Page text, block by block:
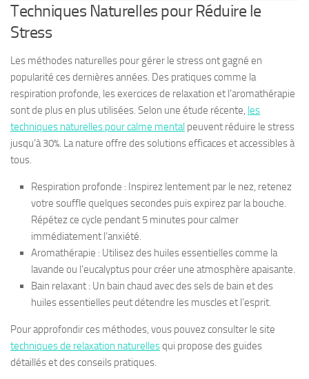
Techniques Naturelles pour Réduire le
Stress
Les méthodes naturelles pour gérer le stress ont gagné en
popularité ces dernières années. Des pratiques comme la
respiration profonde, les exercices de relaxation et l’aromathérapie
sont de plus en plus utilisées. Selon une étude récente, les
techniques naturelles pour calme mental peuvent réduire le stress
jusqu’à 30%. La nature offre des solutions efficaces et accessibles à
tous.
Respiration profonde : Inspirez lentement par le nez, retenez
votre souffle quelques secondes puis expirez par la bouche.
Répétez ce cycle pendant 5 minutes pour calmer
immédiatement l’anxiété.
Aromathérapie : Utilisez des huiles essentielles comme la
lavande ou l’eucalyptus pour créer une atmosphère apaisante.
Bain relaxant : Un bain chaud avec des sels de bain et des
huiles essentielles peut détendre les muscles et l’esprit.
Pour approfondir ces méthodes, vous pouvez consulter le site
techniques de relaxation naturellesqui propose des guides
détaillés et des conseils pratiques.